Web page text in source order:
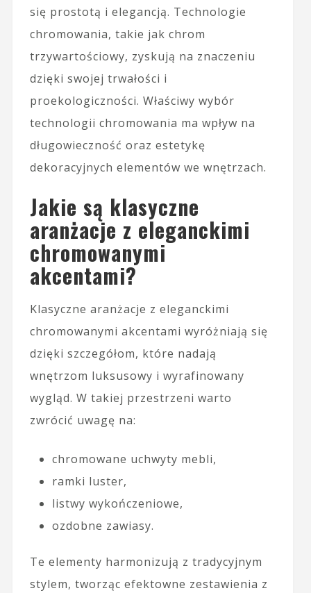
się prostotą i elegancją. Technologie
chromowania, takie jak chrom
trzywartościowy, zyskują na znaczeniu
dzięki swojej trwałości i
proekologiczności. Właściwy wybór
technologii chromowania ma wpływ na
długowieczność oraz estetykę
dekoracyjnych elementów we wnętrzach.
Jakie są klasyczne
aranżacje z eleganckimi
chromowanymi
akcentami?
Klasyczne aranżacje z eleganckimi
chromowanymi akcentami wyróżniają się
dzięki szczegółom, które nadają
wnętrzom luksusowy i wyrafinowany
wygląd. W takiej przestrzeni warto
zwrócić uwagę na:
chromowane uchwyty mebli,
ramki luster,
listwy wykończeniowe,
ozdobne zawiasy.
Te elementy harmonizują z tradycyjnym
stylem, tworząc efektowne zestawienia z